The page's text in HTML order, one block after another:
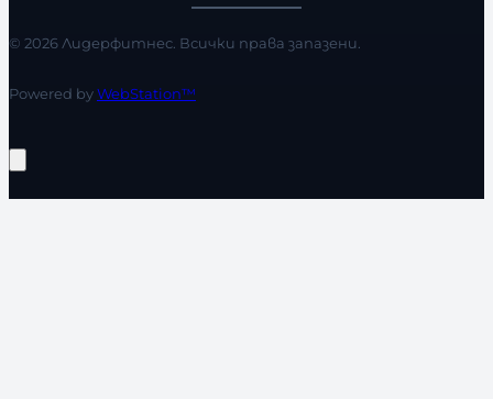
© 2026 Лидерфитнес. Всички права запазени.
Powered byWebStation™